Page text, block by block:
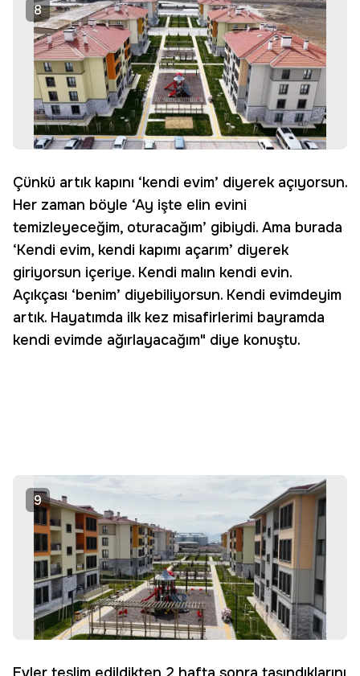
8
Çünkü artık kapını ‘kendi evim’ diyerek açıyorsun.
Her zaman böyle ‘Ay işte elin evini
temizleyeceğim, oturacağım’ gibiydi. Ama burada
‘Kendi evim, kendi kapımı açarım’ diyerek
giriyorsun içeriye. Kendi malın kendi evin.
Açıkçası ‘benim’ diyebiliyorsun. Kendi evimdeyim
artık. Hayatımda ilk kez misafirlerimi bayramda
kendi evimde ağırlayacağım" diye konuştu.
9